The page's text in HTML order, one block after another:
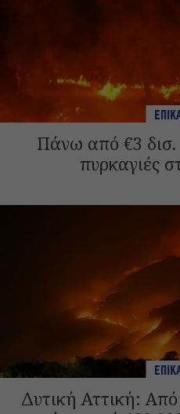
Πάνω από €3 δισ.
πυρκαγιές
Δυτική Αττική: